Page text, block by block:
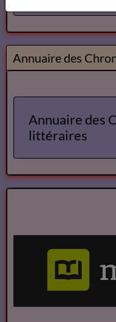
Annuaire des
Annuaire des
littéraires